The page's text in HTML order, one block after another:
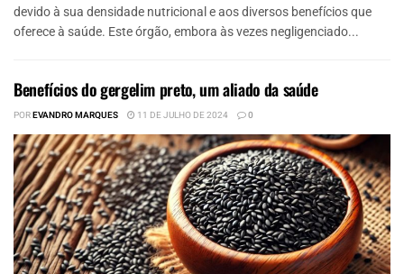
devido à sua densidade nutricional e aos diversos benefícios que
oferece à saúde. Este órgão, embora às vezes negligenciado...
Benefícios do gergelim preto, um aliado da saúde
POREVANDRO MARQUES 11 DE JULHO DE 2024 0